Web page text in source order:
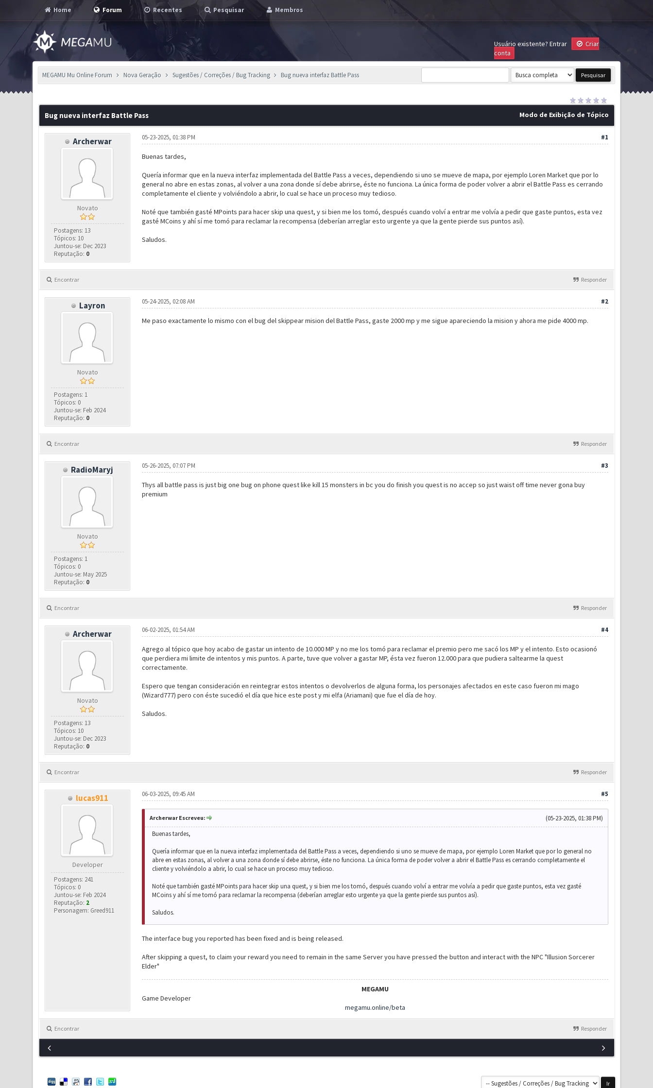
Home Forum Recentes Pesquisar Membros
Usuário existente? Entrar
Criar
conta
MEGAMU Mu Online Forum Nova Geração Sugestões / Correções / Bug Tracking Bug nueva interfaz Battle Pass
Modo de Exibição de Tópico
Bug nueva interfaz Battle Pass
Archerwar
Novato
Postagens: 13
Tópicos: 10
Juntou-se: Dec 2023
Reputação: 0
#1
05-23-2025, 01:38 PM
Buenas tardes,
Quería informar que en la nueva interfaz implementada del Battle Pass a veces, dependiendo si uno se mueve de mapa, por ejemplo Loren Market que por lo
general no abre en estas zonas, al volver a una zona donde sí debe abrirse, éste no funciona. La única forma de poder volver a abrir el Battle Pass es cerrando
completamente el cliente y volviéndolo a abrir, lo cual se hace un proceso muy tedioso.
Noté que también gasté MPoints para hacer skip una quest, y si bien me los tomó, después cuando volví a entrar me volvía a pedir que gaste puntos, esta vez
gasté MCoins y ahí sí me tomó para reclamar la recompensa (deberían arreglar esto urgente ya que la gente pierde sus puntos así).
Saludos.
Encontrar Responder
Layron
Novato
Postagens: 1
Tópicos: 0
Juntou-se: Feb 2024
Reputação: 0
#2
05-24-2025, 02:08 AM
Me paso exactamente lo mismo con el bug del skippear mision del Battle Pass, gaste 2000 mp y me sigue apareciendo la mision y ahora me pide 4000 mp.
Encontrar Responder
RadioMaryj
Novato
Postagens: 1
Tópicos: 0
Juntou-se: May 2025
Reputação: 0
#3
05-26-2025, 07:07 PM
Thys all battle pass is just big one bug on phone quest like kill 15 monsters in bc you do finish you quest is no accep so just waist off time never gona buy
premium
Encontrar Responder
Archerwar
Novato
Postagens: 13
Tópicos: 10
Juntou-se: Dec 2023
Reputação: 0
#4
06-02-2025, 01:54 AM
Agrego al tópico que hoy acabo de gastar un intento de 10.000 MP y no me los tomó para reclamar el premio pero me sacó los MP y el intento. Esto ocasionó
que perdiera mi limite de intentos y mis puntos. A parte, tuve que volver a gastar MP, ésta vez fueron 12.000 para que pudiera saltearme la quest
correctamente.
Espero que tengan consideración en reintegrar estos intentos o devolverlos de alguna forma, los personajes afectados en este caso fueron mi mago
(Wizard777) pero con éste sucedió el día que hice este post y mi elfa (Ariamani) que fue el día de hoy.
Saludos.
Encontrar Responder
lucas911
Developer
Postagens: 241
Tópicos: 0
Juntou-se: Feb 2024
Reputação: 2
Personagem: Greed911
#5
06-03-2025, 09:45 AM
(05-23-2025, 01:38 PM)
Archerwar Escreveu:
Buenas tardes,
Quería informar que en la nueva interfaz implementada del Battle Pass a veces, dependiendo si uno se mueve de mapa, por ejemplo Loren Market que por lo general no
abre en estas zonas, al volver a una zona donde sí debe abrirse, éste no funciona. La única forma de poder volver a abrir el Battle Pass es cerrando completamente el
cliente y volviéndolo a abrir, lo cual se hace un proceso muy tedioso.
Noté que también gasté MPoints para hacer skip una quest, y si bien me los tomó, después cuando volví a entrar me volvía a pedir que gaste puntos, esta vez gasté
MCoins y ahí sí me tomó para reclamar la recompensa (deberían arreglar esto urgente ya que la gente pierde sus puntos así).
Saludos.
The interface bug you reported has been fixed and is being released.
After skipping a quest, to claim your reward you need to remain in the same Server you have pressed the button and interact with the NPC "Illusion Sorcerer
Elder"
MEGAMU
Game Developer
megamu.online/beta
Encontrar Responder